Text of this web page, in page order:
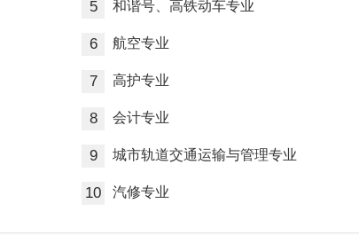
5 和谐号、高铁动车专业
6 航空专业
7 高护专业
8 会计专业
9 城市轨道交通运输与管理专业
10 汽修专业